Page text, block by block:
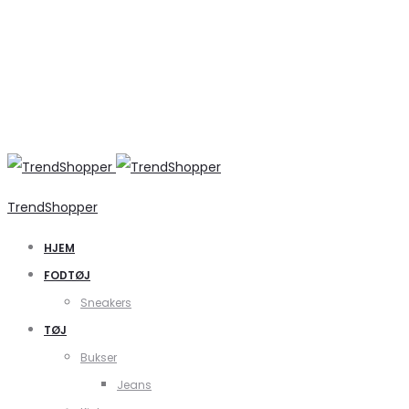
TrendShopper
HJEM
FODTØJ
Sneakers
TØJ
Bukser
Jeans